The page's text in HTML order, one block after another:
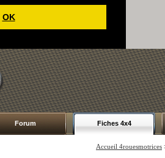
OK
Forum Fiches 4x4
Accueil 4rouesmotrices